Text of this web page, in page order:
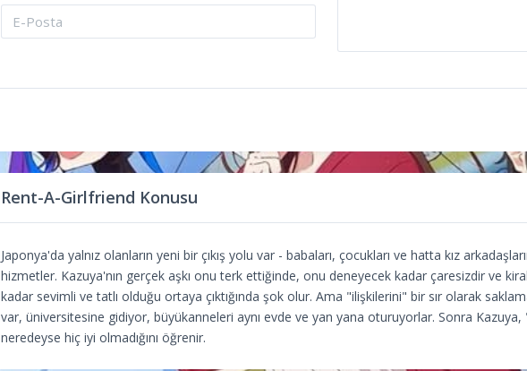
Rent-A-Girlfriend Konusu
Japonya'da yalnız olanların yeni bir çıkış yolu var - babaları, çocukları ve hatta kız
hizmetler. Kazuya'nın gerçek aşkı onu terk ettiğinde, onu deneyecek kadar çaresizdir ve
kadar sevimli ve tatlı olduğu ortaya çıktığında şok olur. Ama "ilişkilerini" bir sır olarak
var, üniversitesine gidiyor, büyükanneleri aynı evde ve yan yana oturuyorlar. Sonra
neredeyse hiç iyi olmadığını öğrenir.